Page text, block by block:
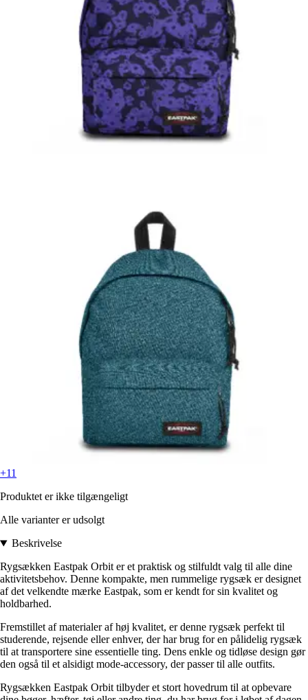
+11
Produktet er ikke tilgængeligt
Alle varianter er udsolgt
Beskrivelse
Rygsækken Eastpak Orbit er et praktisk og stilfuldt valg til alle dine
aktivitetsbehov. Denne kompakte, men rummelige rygsæk er designet
af det velkendte mærke Eastpak, som er kendt for sin kvalitet og
holdbarhed.
Fremstillet af materialer af høj kvalitet, er denne rygsæk perfekt til
studerende, rejsende eller enhver, der har brug for en pålidelig rygsæk
til at transportere sine essentielle ting. Dens enkle og tidløse design gør
den også til et alsidigt mode-accessory, der passer til alle outfits.
Rygsækken Eastpak Orbit tilbyder et stort hovedrum til at opbevare